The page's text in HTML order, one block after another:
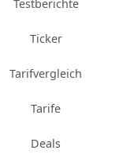
Testberichte
Ticker
Tarifvergleich
Tarife
Deals